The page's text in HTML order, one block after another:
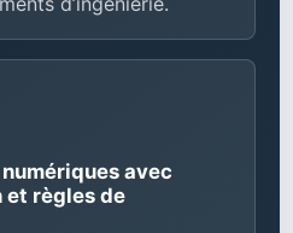
avec
et règles de